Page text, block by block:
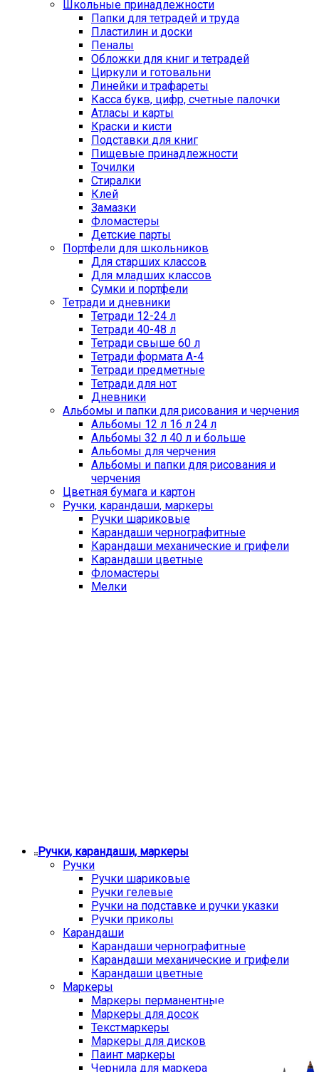
Школьные принадлежности
Папки для тетрадей и труда
Пластилин и доски
Пеналы
Обложки для книг и тетрадей
Циркули и готовальни
Линейки и трафареты
Касса букв, цифр, счетные палочки
Атласы и карты
Краски и кисти
Подставки для книг
Пищевые принадлежности
Точилки
Стиралки
Клей
Замазки
Фломастеры
Детские парты
Портфели для школьников
Для старших классов
Для младших классов
Сумки и портфели
Тетради и дневники
Тетради 12-24 л
Тетради 40-48 л
Тетради свыше 60 л
Тетради формата А-4
Тетради предметные
Тетради для нот
Дневники
Альбомы и папки для рисования и черчения
Альбомы 12 л 16 л 24 л
Альбомы 32 л 40 л и больше
Альбомы для черчения
Альбомы и папки для рисования и
черчения
Цветная бумага и картон
Ручки, карандаши, маркеры
Ручки шариковые
Карандаши чернографитные
Карандаши механические и грифели
Карандаши цветные
Фломастеры
Мелки
Ручки, карандаши, маркеры
Ручки
Ручки шариковые
Ручки гелевые
Ручки на подставке и ручки указки
Ручки приколы
Карандаши
Карандаши чернографитные
Карандаши механические и грифели
Карандаши цветные
Маркеры
Маркеры перманентные
Маркеры для досок
Текстмаркеры
Маркеры для дисков
Паинт маркеры
Чернила для маркера